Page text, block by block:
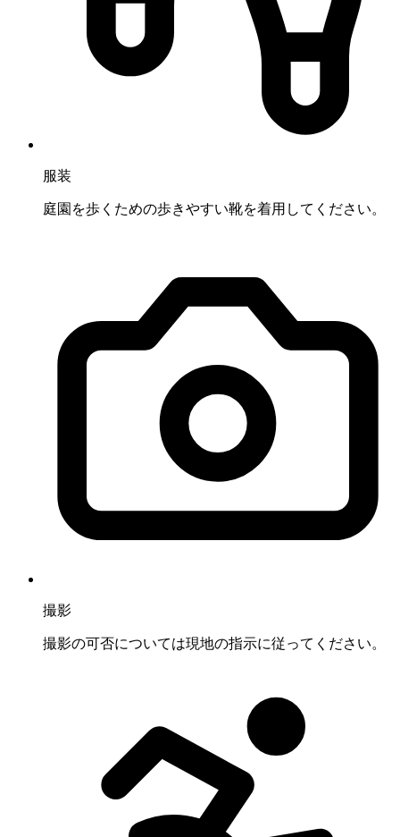
服装
庭園を歩くための歩きやすい靴を着用してください。
撮影
撮影の可否については現地の指示に従ってください。